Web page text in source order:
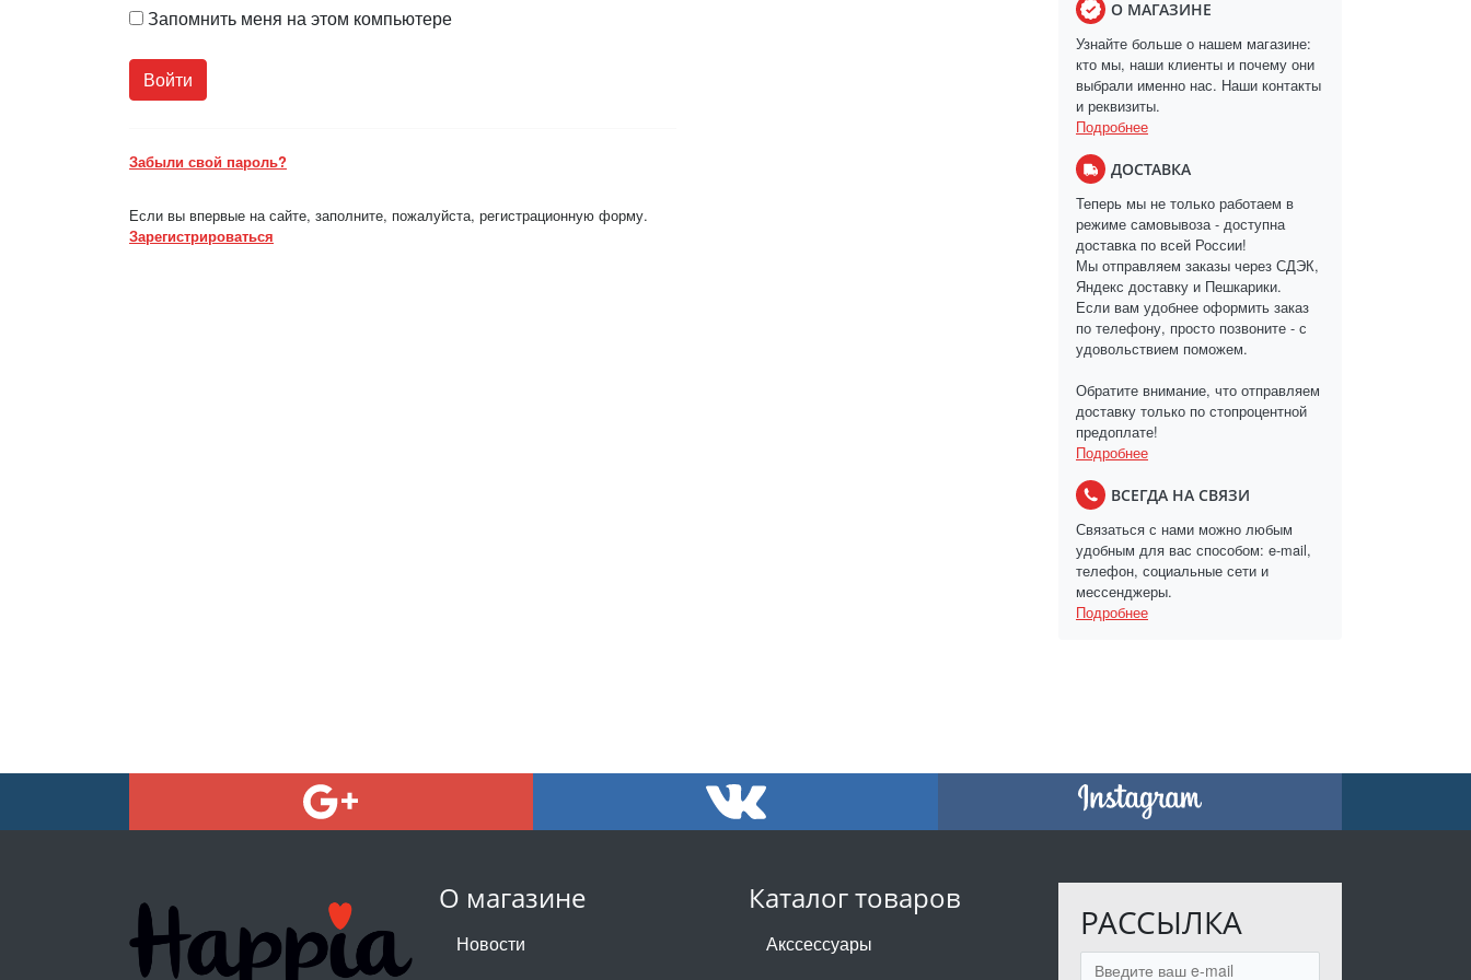
Запомнить меня на этом компьютере
Забыли свой пароль?
Если вы впервые на сайте, заполните, пожалуйста, регистрационную форму.
Зарегистрироваться
О МАГАЗИНЕ
Узнайте больше о нашем магазине:
кто мы, наши клиенты и почему они
выбрали именно нас. Наши контакты
и реквизиты.
Подробнее
ДОСТАВКА
Теперь мы не только работаем в
режиме самовывоза - доступна
доставка по всей России!
Мы отправляем заказы через СДЭК,
Яндекс доставку и Пешкарики.
Если вам удобнее оформить заказ
по телефону, просто позвоните - с
удовольствием поможем.
Обратите внимание, что отправляем
доставку только по стопроцентной
предоплате!
Подробнее
ВСЕГДА НА СВЯЗИ
Связаться с нами можно любым
удобным для вас способом: e-mail,
телефон, социальные сети и
мессенджеры.
Подробнее
О магазине
Новости
Каталог товаров
Акссессуары
РАССЫЛКА